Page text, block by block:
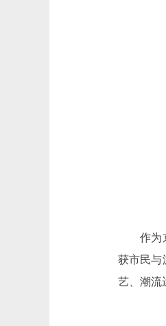
作为京
获市民与
艺、潮流